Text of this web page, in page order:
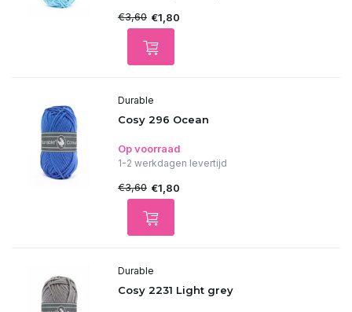
€3,60 €1,80
Durable
Cosy 296 Ocean
Op voorraad
1-2 werkdagen levertijd
€3,60 €1,80
Durable
Cosy 2231 Light grey